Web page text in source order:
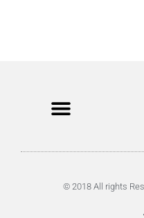
© 2018 All rights